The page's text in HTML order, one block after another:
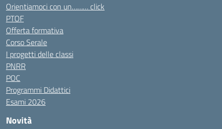
Orientiamoci con un……… click
PTOF
Offerta formativa
Corso Serale
I progetti delle classi
PNRR
POC
Programmi Didattici
Esami 2026
Novità